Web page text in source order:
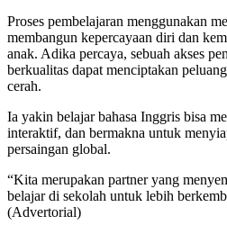
Proses pembelajaran menggunakan
membangun kepercayaan diri dan
anak. Adika percaya, sebuah akses
berkualitas dapat menciptakan
cerah.
Ia yakin belajar bahasa Inggris bisa
interaktif, dan bermakna untuk
persaingan global.
“Kita merupakan partner yang
belajar di sekolah untuk lebih
(Advertorial)